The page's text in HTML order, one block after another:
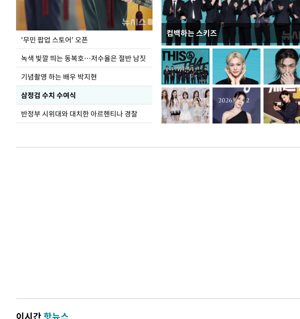
'무민 팝업 스토어' 오픈
녹색 빛깔 띄는 동복호…저수율은 절반 남짓
기념촬영 하는 배우 박지현
삼정검 수치 수여식
반정부 시위대와 대치한 아르헨티나 경찰
컴백하는 스키즈
지석천 뒤덮은 개구리밥
이시간핫뉴스